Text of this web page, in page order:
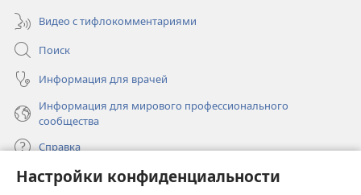
Настройки конфиденциальности
Видео с тифлокомментариями
Поиск
Информация для врачей
Информация для мирового профессионального
сообщества
Справка
Пожертвования